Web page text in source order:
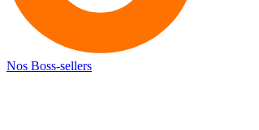
Nos Boss-sellers